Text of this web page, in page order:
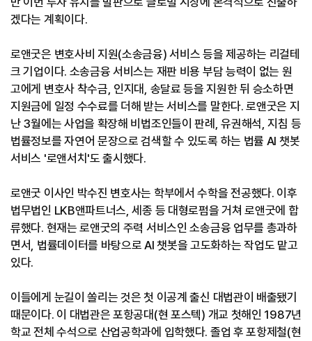
겠다는 계획이다.
로앤굿은 변호사비 지원(소송금융) 서비스 등을 제공하는 리걸테
크 기업이다. 소송금융 서비스는 재판 비용 부담 능력이 없는 원
고에게 변호사 착수금, 인지대, 송달료 등을 지원한 뒤 승소하면
지원금에 일정 수수료를 더해 받는 서비스를 말한다. 로앤굿은 지
난 3월에는 사업을 확장해 비법조인들이 판례, 유권해석, 지침 등
법률정보를 자연어 문장으로 검색할 수 있도록 하는 법률 AI 챗봇
서비스 '로앤서치'도 출시했다.
로앤굿 이사인 박수진 변호사는 학부에서 수학을 전공했다. 이후
법무법인 LKB앤파트너스, 세종 등 대형로펌을 거쳐 로앤굿에 합
류했다. 현재는 로앤굿의 주력 서비스인 소송금융 업무를 총과하
면서, 법률데이터를 바탕으로 AI 챗봇을 고도화하는 작업도 맡고
있다.
이들에게 눈길이 쏠리는 것은 첫 이공계 출신 대법관이 배출됐기
때문이다. 이 대법관은 포항공대(현 포스텍) 개교 첫해인 1987년
학교 전체 수석으로 산업공학과에 입학했다. 졸업 후 포항제철(현